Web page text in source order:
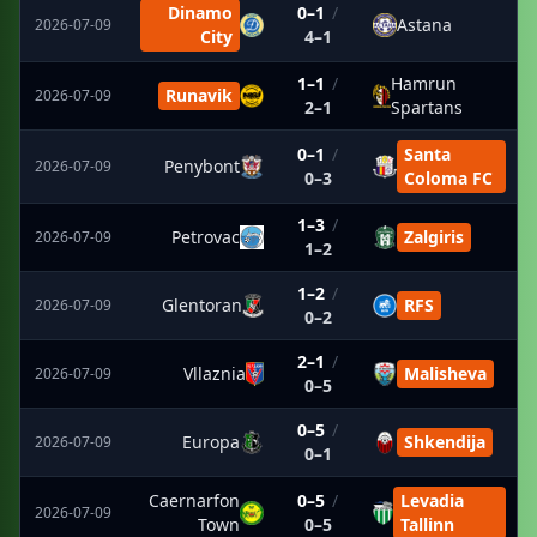
2026-07-09
Dinamo
City
0–1 /
4–1
Astana
2026-07-09 Runavik
1–1 /
2–1
Hamrun
Spartans
2026-07-09 Penybont
0–1 /
0–3
Santa
Coloma FC
2026-07-09 Petrovac
1–3 /
1–2
Zalgiris
2026-07-09 Glentoran
1–2 /
0–2
RFS
2026-07-09 Vllaznia
2–1 /
0–5
Malisheva
2026-07-09 Europa
0–5 /
0–1
Shkendija
2026-07-09
Caernarfon
Town
0–5 /
0–5
Levadia
Tallinn